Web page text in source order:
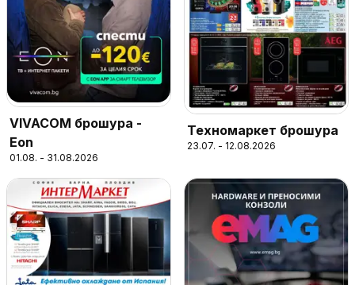
VIVACOM брошура -
Eon
01.08. - 31.08.2026
Техномаркет брошура
23.07. - 12.08.2026